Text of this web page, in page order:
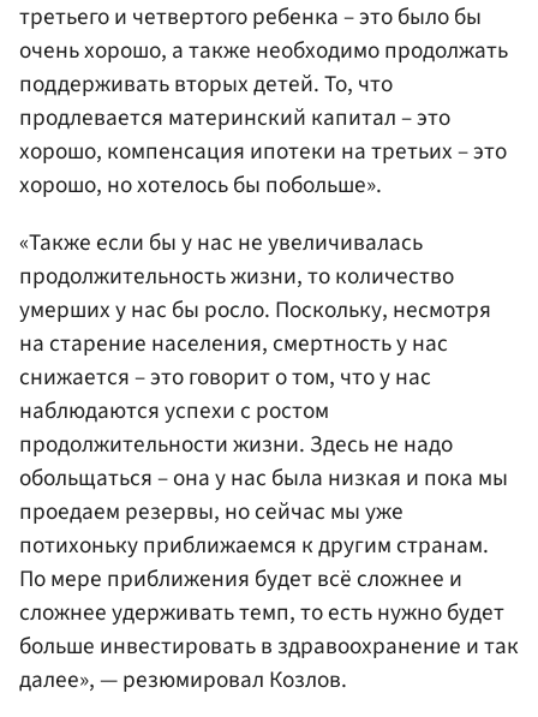
третьего и четвертого ребенка – это было бы
очень хорошо, а также необходимо продолжать
поддерживать вторых детей. То, что
продлевается материнский капитал – это
хорошо, компенсация ипотеки на третьих – это
хорошо, но хотелось бы побольше».
«Также если бы у нас не увеличивалась
продолжительность жизни, то количество
умерших у нас бы росло. Поскольку, несмотря
на старение населения, смертность у нас
снижается – это говорит о том, что у нас
наблюдаются успехи с ростом
продолжительности жизни. Здесь не надо
обольщаться – она у нас была низкая и пока мы
проедаем резервы, но сейчас мы уже
потихоньку приближаемся к другим странам.
По мере приближения будет всё сложнее и
сложнее удерживать темп, то есть нужно будет
больше инвестировать в здравоохранение и так
далее», — резюмировал Козлов.